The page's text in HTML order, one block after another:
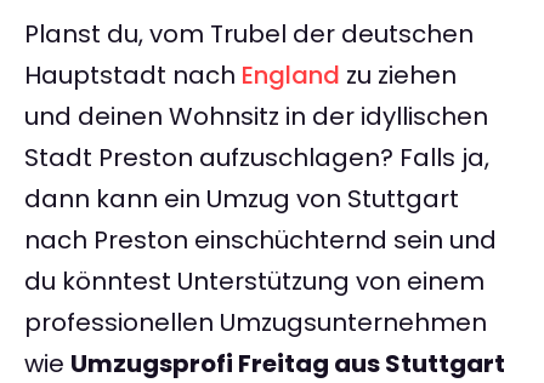
Planst du, vom Trubel der deutschen
Hauptstadt nach England zu ziehen
und deinen Wohnsitz in der idyllischen
Stadt Preston aufzuschlagen? Falls ja,
dann kann ein Umzug von Stuttgart
nach Preston einschüchternd sein und
du könntest Unterstützung von einem
professionellen Umzugsunternehmen
wie Umzugsprofi Freitag aus Stuttgart